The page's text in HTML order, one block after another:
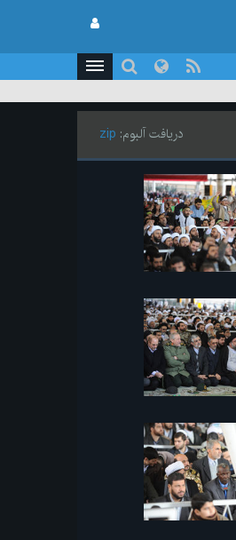
دریافت آلبوم: zip